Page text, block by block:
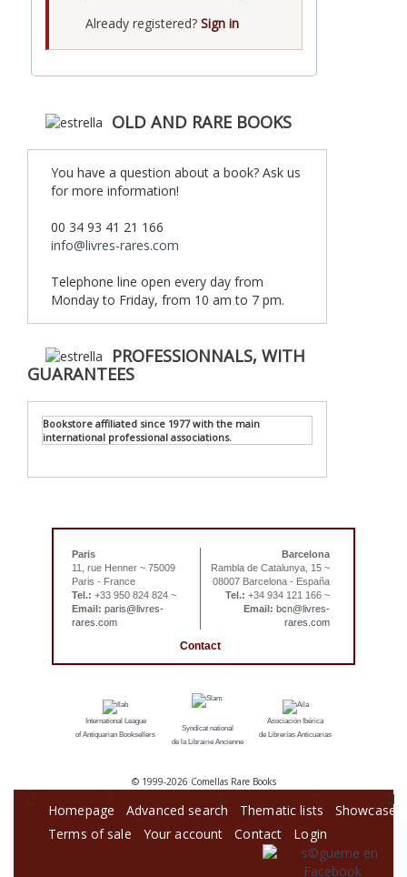
Already registered? Sign in
OLD AND RARE BOOKS
You have a question about a book? Ask us
for more information!
00 34 93 41 21 166
info@livres-rares.com
Telephone line open every day from
Monday to Friday, from 10 am to 7 pm.
PROFESSIONNALS, WITH
GUARANTEES
Bookstore affiliated since 1977 with the main
international professional associations.
Paris
11, rue Henner ~ 75009
Paris - France
Tel.: +33 950 824 824 ~
Email: paris@livres-
rares.com
Barcelona
Rambla de Catalunya, 15 ~
08007 Barcelona - España
Tel.: +34 934 121 166 ~
Email: bcn@livres-
rares.com
Contact
International League
of Antiquarian Booksellers
Syndicat national
de la Librairie Ancienne
Asociación Ibérica
de Librerías Anticuarias
© 1999-2026 Comellas Rare Books
Homepage Advanced search Thematic lists
Showcase
Terms of sale
Your account Contact Login